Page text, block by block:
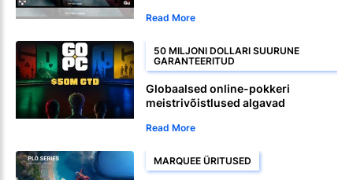
Read More
50 MILJONI DOLLARI SUURUNE
GARANTEERITUD
Globaalsed online-pokkeri
meistrivõistlused algavad
Read More
MARQUEE ÜRITUSED